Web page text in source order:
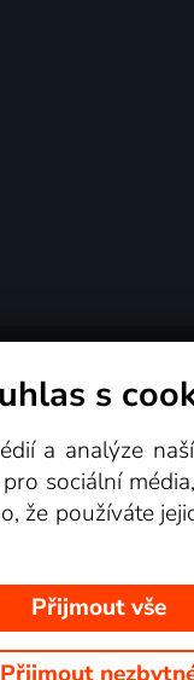
Videotéka
s
a analýze
sociální
že používáte
Přijmout vše